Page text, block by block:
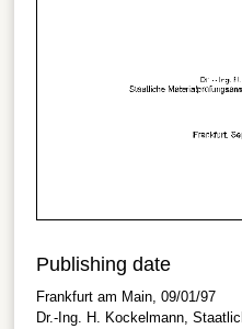
Publishing date
Frankfurt am Main, 09/01/97
Dr.-Ing. H. Kockelmann,